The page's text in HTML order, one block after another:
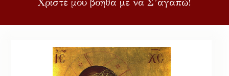
Χριστέ μου βοήθα με να Σ’αγαπώ!